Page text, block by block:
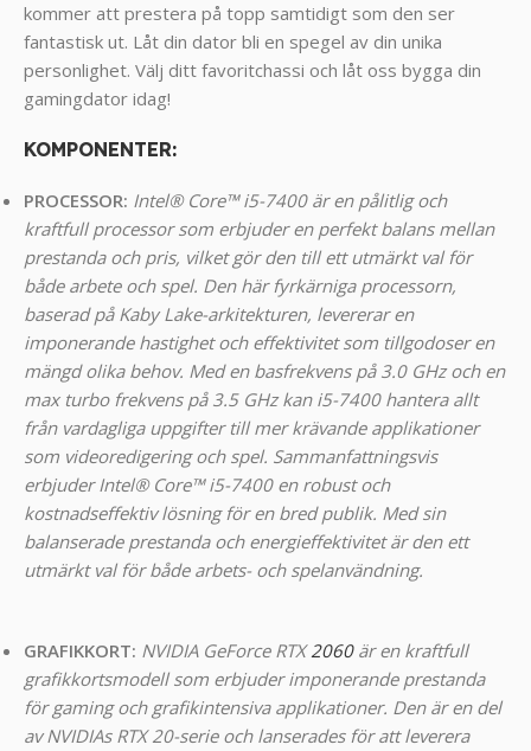
kommer att prestera på topp samtidigt som den ser
fantastisk ut. Låt din dator bli en spegel av din unika
personlighet. Välj ditt favoritchassi och låt oss bygga din
gamingdator idag!
KOMPONENTER:
PROCESSOR: Intel® Core™ i5-7400 är en pålitlig och
kraftfull processor som erbjuder en perfekt balans mellan
prestanda och pris, vilket gör den till ett utmärkt val för
både arbete och spel. Den här fyrkärniga processorn,
baserad på Kaby Lake-arkitekturen, levererar en
imponerande hastighet och effektivitet som tillgodoser en
mängd olika behov. Med en basfrekvens på 3.0 GHz och en
max turbo frekvens på 3.5 GHz kan i5-7400 hantera allt
från vardagliga uppgifter till mer krävande applikationer
som videoredigering och spel. Sammanfattningsvis
erbjuder Intel® Core™ i5-7400 en robust och
kostnadseffektiv lösning för en bred publik. Med sin
balanserade prestanda och energieffektivitet är den ett
utmärkt val för både arbets- och spelanvändning.
GRAFIKKORT: NVIDIA GeForce RTX2060är en kraftfull
grafikkortsmodell som erbjuder imponerande prestanda
för gaming och grafikintensiva applikationer. Den är en del
av NVIDIAs RTX 20-serie och lanserades för att leverera